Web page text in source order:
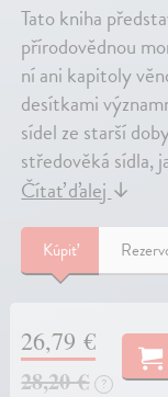
Tato kniha
přírodovědnou
ní ani kapitoly
desítkami
sídel ze starší
středověká sídla,
Čítať ďalej ↓
Kúpiť
26,79 €
28,20 €
?